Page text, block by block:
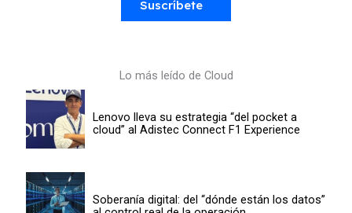
Suscríbete
Lo más leído de Cloud
Lenovo lleva su estrategia “del pocket a
cloud” al Adistec Connect F1 Experience
Soberanía digital: del “dónde están los datos”